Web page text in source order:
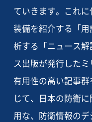
ていきます。これ
装備を紹介する「
析する「ニュース
ス出版が発行したミ
有用性の高い記事
じて、日本の防衛
用な、防衛情報の